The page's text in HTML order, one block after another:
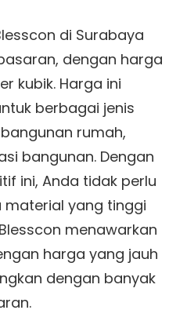
di Surabaya
dengan harga
kubik. Harga ini
berbagai jenis
rumah,
bangunan. Dengan
ini, Anda tidak perlu
material yang tinggi
menawarkan
harga yang jauh
dengan banyak